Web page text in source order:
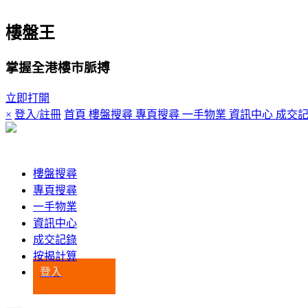
樓盤王
掌握全港樓市脈搏
立即打開
× 登入/註冊 首頁 樓盤搜尋 專頁搜尋 一手物業 資訊中心 成交
樓盤搜尋
專頁搜尋
一手物業
資訊中心
成交記錄
按揭計算
登入